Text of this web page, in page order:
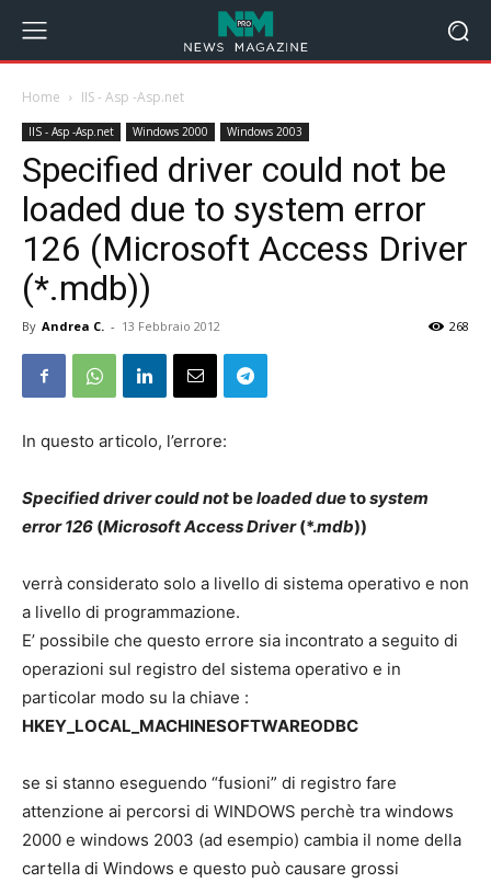
Home IIS - Asp -Asp.net
IIS - Asp -Asp.net Windows 2000 Windows 2003
Specified driver could not be
loaded due to system error
126 (Microsoft Access Driver
(*.mdb))
By Andrea C. - 13 Febbraio 2012 268
In questo articolo, l’errore:
Specified driver could not beloaded duetosystem
error 126 (Microsoft Access Driver(*.mdb))
verrà considerato solo a livello di sistema operativo e non
a livello di programmazione.
E’ possibile che questo errore sia incontrato a seguito di
operazioni sul registro del sistema operativo e in
particolar modo su la chiave :
HKEY_LOCAL_MACHINESOFTWAREODBC
se si stanno eseguendo “fusioni” di registro fare
attenzione ai percorsi di WINDOWS perchè tra windows
2000 e windows 2003 (ad esempio) cambia il nome della
cartella di Windows e questo può causare grossi